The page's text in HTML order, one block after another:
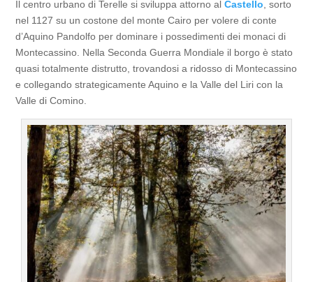
Il centro urbano di Terelle si sviluppa attorno alCastello , sorto
nel 1127 su un costone del monte Cairo per volere di conte
d’Aquino Pandolfo per dominare i possedimenti dei monaci di
Montecassino. Nella Seconda Guerra Mondiale il borgo è stato
quasi totalmente distrutto, trovandosi a ridosso di Montecassino
e collegando strategicamente Aquino e la Valle del Liri con la
Valle di Comino.